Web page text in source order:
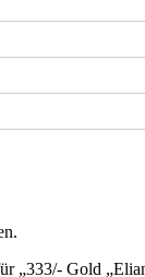
„333/- Gold